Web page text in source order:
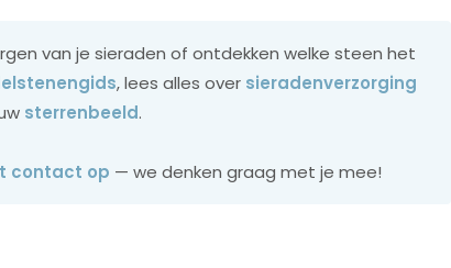
van je sieraden of ontdekken welke steen het
, lees alles over sieradenverzorging
sterrenbeeld.
contact op — we denken graag met je mee!